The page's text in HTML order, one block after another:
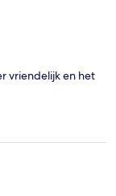
vriendelijk en het